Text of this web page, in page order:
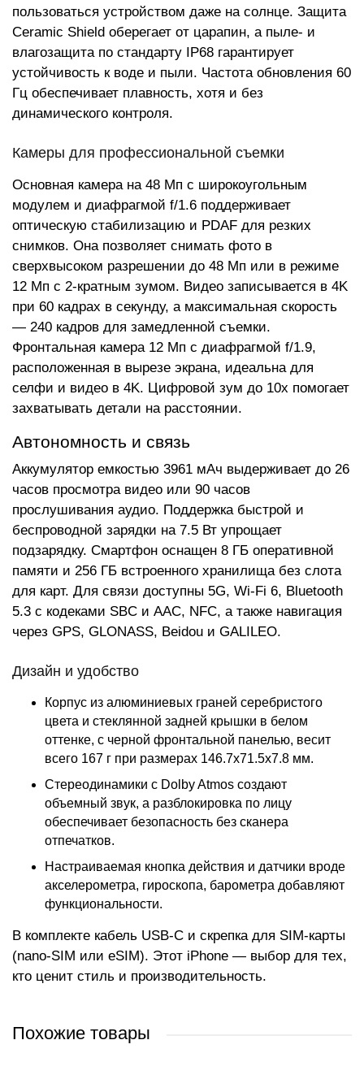
пользоваться устройством даже на солнце. Защита
Ceramic Shield оберегает от царапин, а пыле- и
влагозащита по стандарту IP68 гарантирует
устойчивость к воде и пыли. Частота обновления 60
Гц обеспечивает плавность, хотя и без
динамического контроля.
Камеры для профессиональной съемки
Основная камера на 48 Мп с широкоугольным
модулем и диафрагмой f/1.6 поддерживает
оптическую стабилизацию и PDAF для резких
снимков. Она позволяет снимать фото в
сверхвысоком разрешении до 48 Мп или в режиме
12 Мп с 2-кратным зумом. Видео записывается в 4K
при 60 кадрах в секунду, а максимальная скорость
— 240 кадров для замедленной съемки.
Фронтальная камера 12 Мп с диафрагмой f/1.9,
расположенная в вырезе экрана, идеальна для
селфи и видео в 4K. Цифровой зум до 10x помогает
захватывать детали на расстоянии.
Автономность и связь
Аккумулятор емкостью 3961 мАч выдерживает до 26
часов просмотра видео или 90 часов
прослушивания аудио. Поддержка быстрой и
беспроводной зарядки на 7.5 Вт упрощает
подзарядку. Смартфон оснащен 8 ГБ оперативной
памяти и 256 ГБ встроенного хранилища без слота
для карт. Для связи доступны 5G, Wi-Fi 6, Bluetooth
5.3 с кодеками SBC и AAC, NFC, а также навигация
через GPS, GLONASS, Beidou и GALILEO.
Дизайн и удобство
Корпус из алюминиевых граней серебристого
цвета и стеклянной задней крышки в белом
оттенке, с черной фронтальной панелью, весит
всего 167 г при размерах 146.7x71.5x7.8 мм.
Стереодинамики с Dolby Atmos создают
объемный звук, а разблокировка по лицу
обеспечивает безопасность без сканера
отпечатков.
Настраиваемая кнопка действия и датчики вроде
акселерометра, гироскопа, барометра добавляют
функциональности.
В комплекте кабель USB-C и скрепка для SIM-карты
(nano-SIM или eSIM). Этот iPhone — выбор для тех,
кто ценит стиль и производительность.
Похожие товары